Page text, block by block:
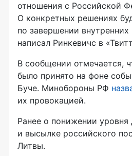
отношения с Российской
О конкретных решениях
по завершении
написал Ринкевичс в
В сообщении отмечается,
было принято на фоне
Буче. Минобороны РФ
их провокацией.
Ранее о понижении уровня
и высылке российского
Литвы.